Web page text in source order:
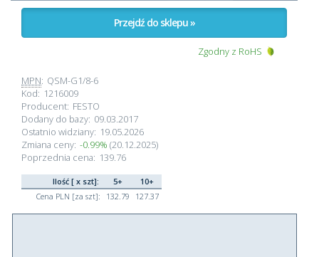
Przejdź do sklepu »
Zgodny z RoHS
MPN: QSM-G1/8-6
Kod: 1216009
Producent: FESTO
Dodany do bazy: 09.03.2017
Ostatnio widziany: 19.05.2026
Zmiana ceny: -0.99% (20.12.2025)
Poprzednia cena: 139.76
Ilość [ x szt]: 5+
10+
Cena PLN [za szt]:
132.79 127.37